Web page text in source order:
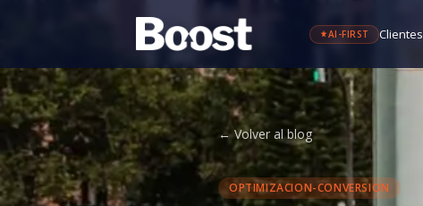
AI-FIRST Clientes
←Volver al blog
OPTIMIZACION-CONVERSION